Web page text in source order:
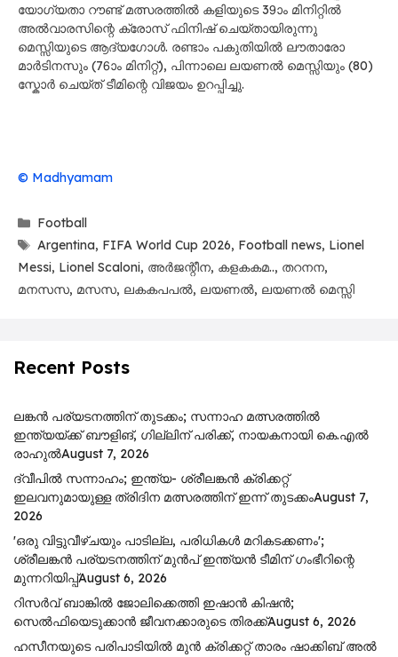
യോഗ്യതാ റൗണ്ട് മത്സരത്തിൽ കളിയുടെ 39ാം മിനിറ്റിൽ
അൽവാരസിന്റെ ക്രോസ് ഫിനിഷ് ചെയ്തായിരുന്നു
മെസ്സിയുടെ ആദ്യഗോൾ. രണ്ടാം പകുതിയിൽ ലൗതാരോ
മാർടിനസും (76ാം മിനിറ്റ്), പിന്നാലെ ലയണൽ മെസ്സിയും (80)
സ്കോർ ചെയ്ത് ടീമിന്റെ വിജയം ഉറപ്പിച്ചു.
© Madhyamam
Categories
Football
Tags
Argentina, FIFA World Cup 2026, Football news, Lionel
Messi, Lionel Scaloni, അർജന്റീന, കളകകമ.., തറനന,
മനസസ, മസസ, ലകകപപൽ, ലയണൽ, ലയണൽ മെസ്സി
Recent Posts
ലങ്കൻ പര്യടനത്തിന് തുടക്കം; സന്നാഹ മത്സരത്തിൽ
ഇന്ത്യയ്ക്ക് ബൗളിങ്, ഗില്ലിന് പരിക്ക്, നായകനായി കെ.എൽ
രാഹുൽAugust 7, 2026
ദ്വീപിൽ സന്നാഹം; ഇന്ത്യ- ശ്രീലങ്കൻ ക്രിക്കറ്റ്
ഇലവനുമായുള്ള ത്രിദിന മത്സരത്തിന് ഇന്ന് തുടക്കംAugust 7,
2026
'ഒരു വിട്ടുവീഴ്ചയും പാടില്ല, പരിധികൾ മറികടക്കണം';
ശ്രീലങ്കൻ പര്യടനത്തിന് മുൻപ് ഇന്ത്യൻ ടീമിന് ഗംഭീറിന്റെ
മുന്നറിയിപ്പ്August 6, 2026
റിസര്‍വ് ബാങ്കിൽ ജോലിക്കെത്തി ഇഷാന്‍ കിഷന്‍;
സെൽഫിയെടുക്കാൻ ജീവനക്കാരുടെ തിരക്ക്August 6, 2026
ഹസീനയുടെ പരിപാടിയിൽ മുൻ ക്രിക്കറ്റ് താരം ഷാക്കിബ് അൽ